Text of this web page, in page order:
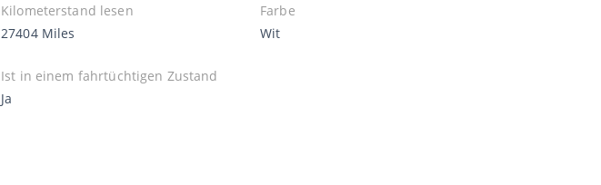
Kilometerstand lesen
27404 Miles
Farbe
Wit
Ist in einem fahrtüchtigen Zustand
Ja